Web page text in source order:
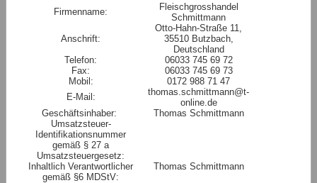
Wochen-Angebot
Jobs
Kontakt
Anfahrt-Skizze
Firmenname:
Fleischgrosshandel
Schmittmann
Anschrift:
Otto-Hahn-Straße 11,
35510 Butzbach,
Deutschland
Telefon:
06033 745 69 72
Fax:
06033 745 69 73
Mobil:
0172 988 71 47
E-Mail:
thomas.schmittmann@t-
online.de
Geschäftsinhaber:
Thomas Schmittmann
Umsatzsteuer-
Identifikationsnummer
gemäß § 27 a
Umsatzsteuergesetz:
Inhaltlich Verantwortlicher
gemäß §6 MDStV:
Thomas Schmittmann